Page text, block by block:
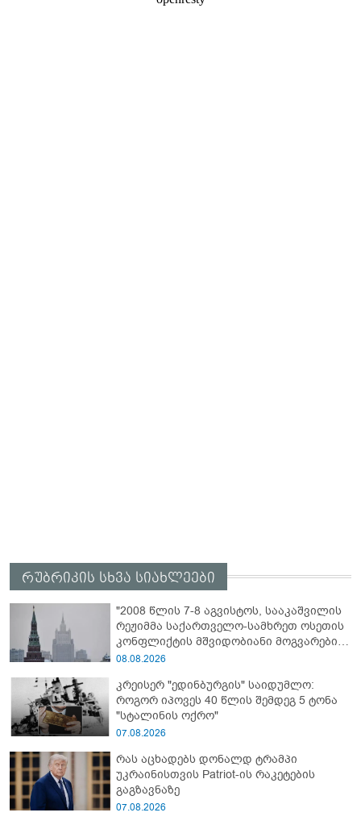
რუბრიკის სხვა სიახლეები
"2008 წლის 7-8 აგვისტოს, სააკაშვილის
რეჟიმმა საქართველო-სამხრეთ ოსეთის
კონფლიქტის მშვიდობიანი მოგვარების
შესახებ ყველა შეთანხმების დარღვევით,
აგრესია განახორციელა" - რუსეთის
საგარეო უწყება
08.08.2026
კრეისერ "ედინბურგის" საიდუმლო:
როგორ იპოვეს 40 წლის შემდეგ 5 ტონა
"სტალინის ოქრო"
07.08.2026
რას აცხადებს დონალდ ტრამპი
უკრაინისთვის Patriot-ის რაკეტების
გაგზავნაზე
07.08.2026